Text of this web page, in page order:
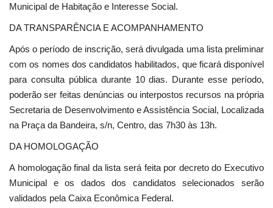
Municipal de Habitação e Interesse Social.
DA TRANSPARÊNCIA E ACOMPANHAMENTO
Após o período de inscrição, será divulgada uma lista preliminar
com os nomes dos candidatos habilitados, que ficará disponível
para consulta pública durante 10 dias. Durante esse período,
poderão ser feitas denúncias ou interpostos recursos na própria
Secretaria de Desenvolvimento e Assistência Social, Localizada
na Praça da Bandeira, s/n, Centro, das 7h30 às 13h.
DA HOMOLOGAÇÃO
A homologação final da lista será feita por decreto do Executivo
Municipal e os dados dos candidatos selecionados serão
validados pela Caixa Econômica Federal.